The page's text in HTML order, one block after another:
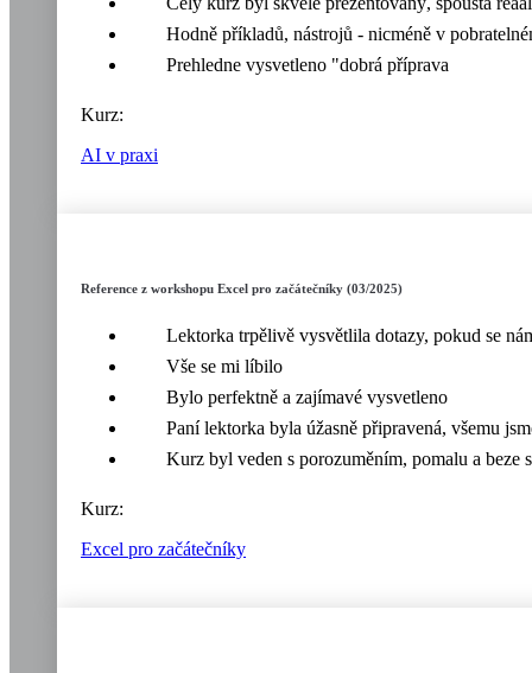
Hodně příkladů, nástrojů - nicméně v
Prehledne vysvetleno "dobrá příprava
Kurz:
AI v praxi
Reference z workshopu Excel pro začátečníky (03/2025)
Lektorka trpělivě vysvětlila dotazy, pokud se
Vše se mi líbilo
Bylo perfektně a zajímavé vysvetleno
Paní lektorka byla úžasně připravená, všemu
Kurz byl veden s porozuměním, pomalu a
Kurz:
Excel pro začátečníky